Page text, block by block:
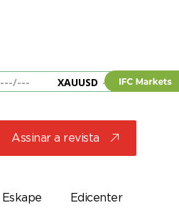
---/--- XAUUSD --- ---
Assinar a revista j
Eskape Edicenter